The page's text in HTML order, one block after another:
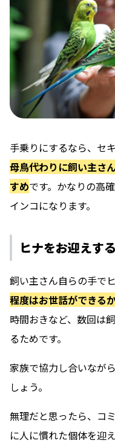
手乗りにするなら、セ
母鳥代わりに飼い主さ
すめです。かなりの高
インコになります。
ヒナをお迎えす
飼い主さん自らの手で
程度はお世話ができる
時間おきなど、数回は
るためです。
家族で協力し合いなが
しょう。
無理だと思ったら、コ
に人に慣れた個体を迎